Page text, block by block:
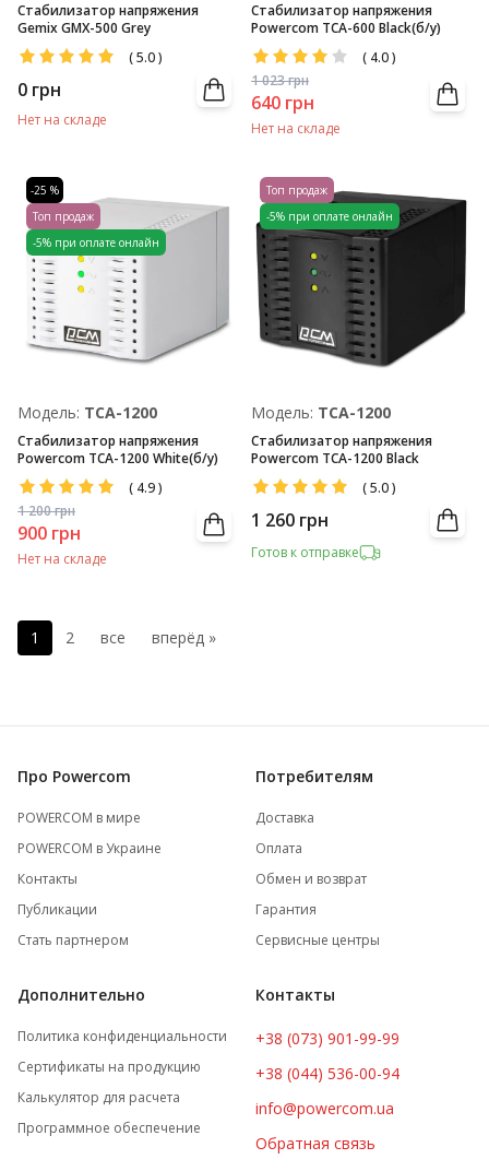
Стабилизатор напряжения
Gemix GMX-500 Grey
(5.0)
0 грн
Нет на складе
Стабилизатор напряжения
Powercom TCA-600 Black(б/у)
( 4.0)
1 023грн
640 грн
Нет на складе
-25 %
Топ продаж
-5% при оплате онлайн
Модель: TCA-1200
Стабилизатор напряжения
Powercom TCA-1200 White(б/у)
( 4.9)
1 200грн
900 грн
Нет на складе
Топ продаж
-5% при оплате онлайн
Модель: TCA-1200
Стабилизатор напряжения
Powercom TCA-1200 Black
(5.0)
1 260 грн
Готов к отправке
1 2 все вперёд »
Про Powercom
POWERCOM в мире
POWERCOM в Украине
Контакты
Публикации
Стать партнером
Потребителям
Доставка
Оплата
Обмен и возврат
Гарантия
Сервисные центры
Дополнительно
Политика конфиденциальности
Сертификаты на продукцию
Калькулятор для расчета
Программное обеспечение
Контакты
+38 (073) 901-99-99
+38 (044) 536-00-94
info@powercom.ua
Обратная связь